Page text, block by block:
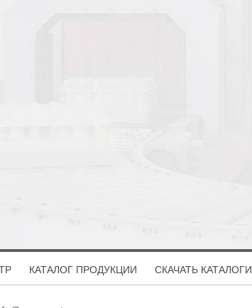
КАТАЛОГ ПРОДУКЦИИ СКАЧАТЬ КАТАЛОГИ